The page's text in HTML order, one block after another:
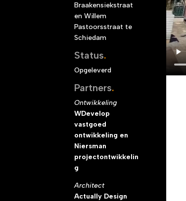
Braakensiekstraat
en Willem
Pastoorsstraat te
Schiedam
Status.
Opgeleverd
Partners.
Ontwikkeling
WDevelop
vastgoed
ontwikkeling en
Niersman
projectontwikkelin
g
Architect
Actually Design